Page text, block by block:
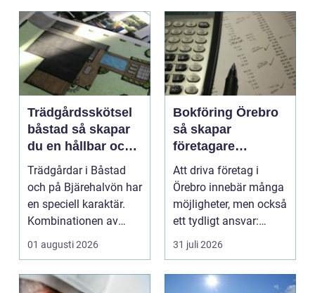
Trädgårdsskötsel
båstad så skapar
du en hållbar och
vacker trädgård på
bjäre
Trädgårdar i Båstad
och på Bjärehalvön har
en speciell karaktär.
Kombinationen av
närheten till have...
01 augusti 2026
Bokföring Örebro
så skapar
företagare
tryggare ekonomi
Att driva företag i
Örebro innebär många
möjligheter, men också
ett tydligt ansvar:
ekonomin måste v...
31 juli 2026